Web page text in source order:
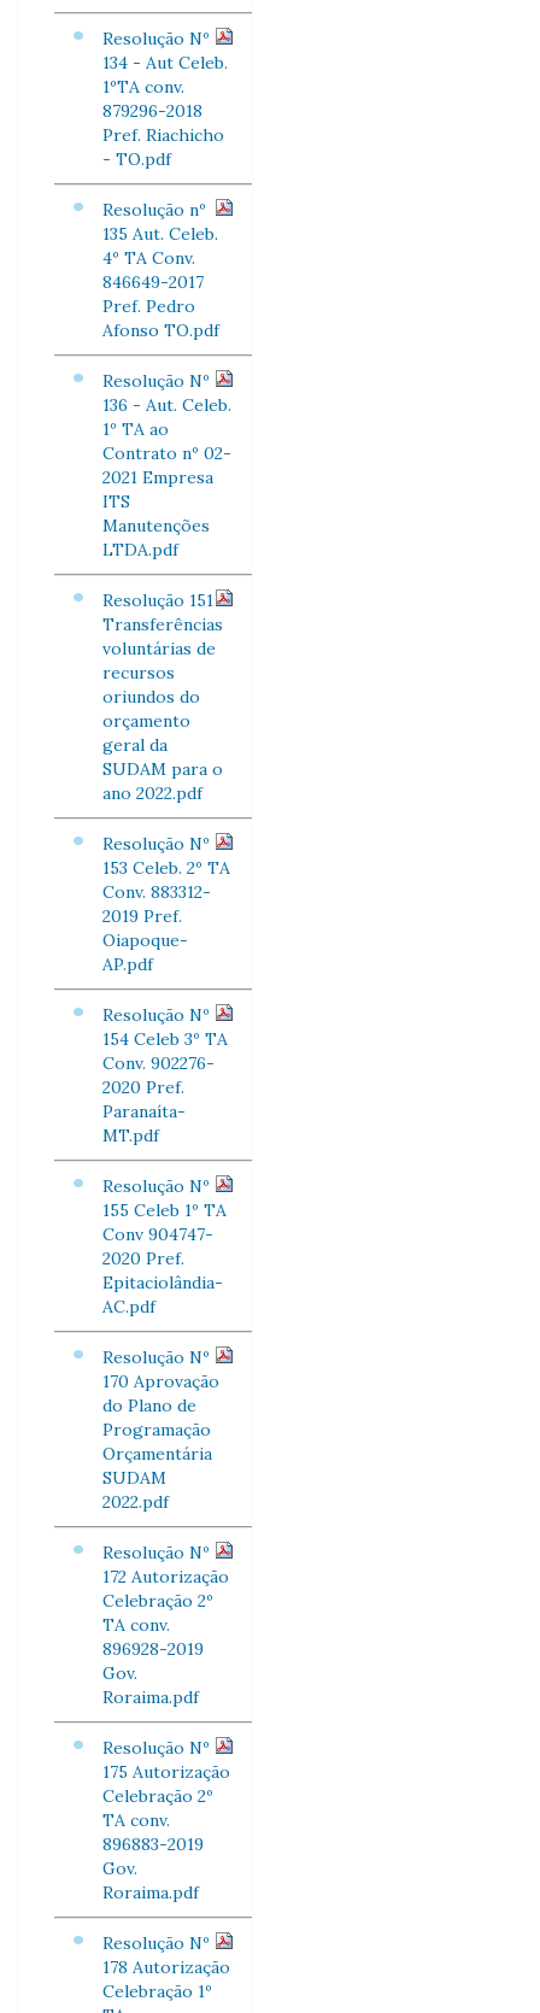
Resolução Nº
134 - Aut Celeb.
1ºTA conv.
879296-2018
Pref. Riachicho
- TO.pdf
Resolução nº
135 Aut. Celeb.
4º TA Conv.
846649-2017
Pref. Pedro
Afonso TO.pdf
Resolução Nº
136 - Aut. Celeb.
1º TA ao
Contrato nº 02-
2021 Empresa
ITS
Manutenções
LTDA.pdf
Resolução 151
Transferências
voluntárias de
recursos
oriundos do
orçamento
geral da
SUDAM para o
ano 2022.pdf
Resolução Nº
153 Celeb. 2º TA
Conv. 883312-
2019 Pref.
Oiapoque-
AP.pdf
Resolução Nº
154 Celeb 3º TA
Conv. 902276-
2020 Pref.
Paranaíta-
MT.pdf
Resolução Nº
155 Celeb 1º TA
Conv 904747-
2020 Pref.
Epitaciolândia-
AC.pdf
Resolução Nº
170 Aprovação
do Plano de
Programação
Orçamentária
SUDAM
2022.pdf
Resolução Nº
172 Autorização
Celebração 2º
TA conv.
896928-2019
Gov.
Roraima.pdf
Resolução Nº
175 Autorização
Celebração 2º
TA conv.
896883-2019
Gov.
Roraima.pdf
Resolução Nº
178 Autorização
Celebração 1º